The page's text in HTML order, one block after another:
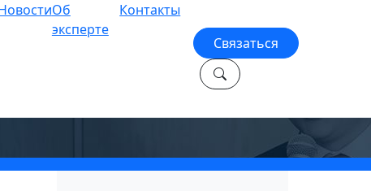
Об
эксперте
Контакты
Связаться